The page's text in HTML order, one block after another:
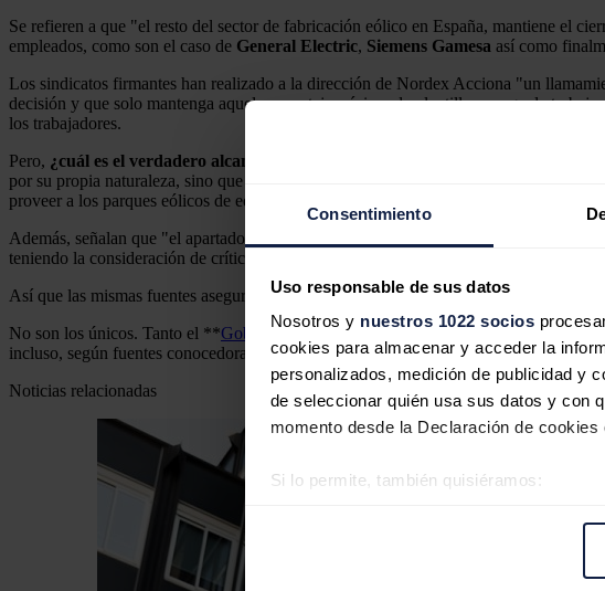
Consentimiento
Uso responsable de sus datos
Nosotros y nuestros 1022 socios
cookies para almacenar y acceder la
personalizados, medición de publicidad y
de seleccionar quién usa sus datos y con
momento desde la Declaración de
Si lo permite, también quisiéramos:
Se refieren a que "el resto del sector de fabricación eólico en España, mantiene el
empleados, como son el caso de General Electric, Siemens Gamesa así como
Los sindicatos firmantes han realizado a la dirección de Nordex Acciona "un
decisión y que solo mantenga aquel porcentaje mínimo de plantilla y carga de
los trabajadores.
Pero, ¿cuál es el verdadero alcance de las medidas aprobadas por el gobierno y
por su propia naturaleza, sino que lo es por su instrumentalidad con relación a una
proveer a los parques eólicos de equipos y elementos necesarios para su operación
Además, señalan que "el apartado 5 del anexo del RDL 10/2020" y "el apartado 1
teniendo la consideración de críticos, son esenciales para asegurar el abastecimiento
Así que las mismas fuentes aseguran que "en la medida que la actividad de
No son los únicos. Tanto el **Gobierno Vasco**como el Gobierno Navarro
incluso, según fuentes conocedoras, les han animado a normalizar la actividad de
Noticias relacionadas